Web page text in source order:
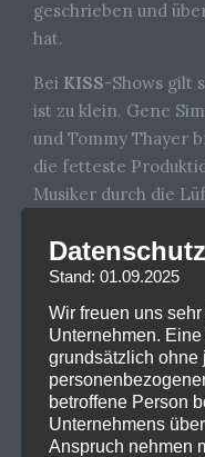
geschrieben und
hat.
Bei KISS-Shows gilt
ist zu klein. Gene
und Tommy Thayer
die fetteste
Musiker durch die
auch Feuer und
Die Fans
Wahnsinn, den sie
paar
Bühne ständig ihr
Bildschirms und
achteckiger
oft blinzelt, verpasst
Stand: 01.09.2025
Wir freuen uns
Unternehmen.
grundsätzlich ohne
betroffene Person
Unternehmens
Anspruch nehmen